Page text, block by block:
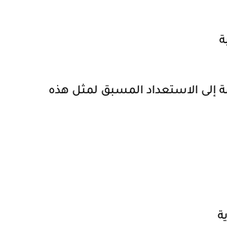
إلى الاستعداد المسبق لمثل هذه